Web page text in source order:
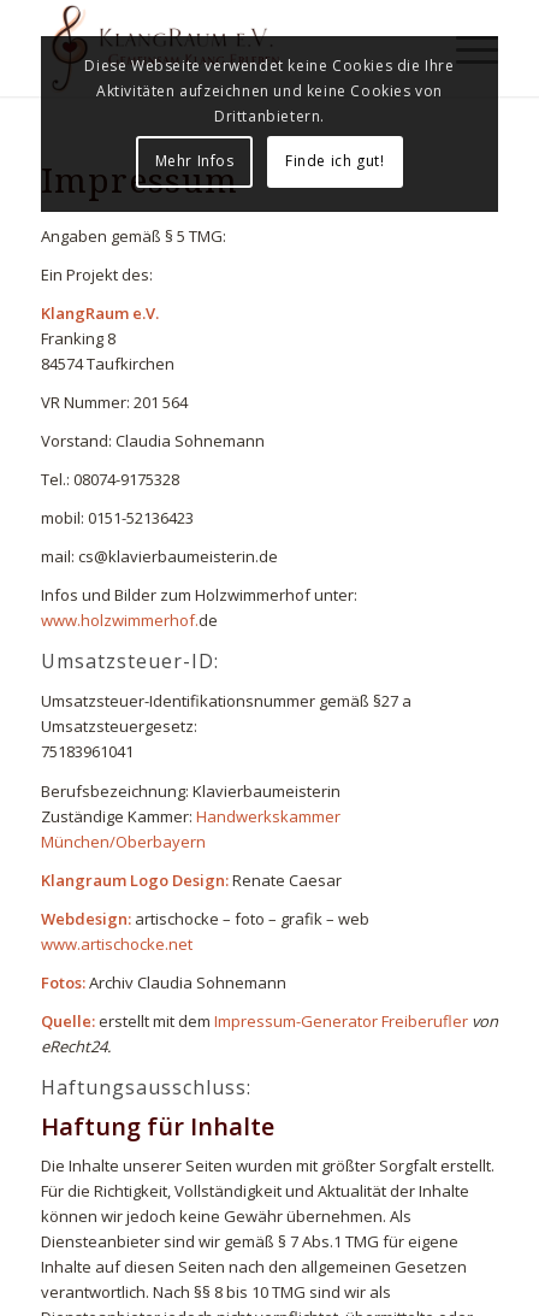
Impressum
Angaben gemäß § 5 TMG:
Ein Projekt des:
KlangRaum e.V.
Franking 8
84574 Taufkirchen
VR Nummer: 201 564
Vorstand: Claudia Sohnemann
Tel.: 08074-9175328
mobil: 0151-52136423
mail: cs@klavierbaumeisterin.de
Infos und Bilder zum Holzwimmerhof unter:
www.holzwimmerhof.de
Umsatzsteuer-ID:
Umsatzsteuer-Identifikationsnummer gemäß §27 a
Umsatzsteuergesetz:
75183961041
Berufsbezeichnung: Klavierbaumeisterin
Zuständige Kammer: Handwerkskammer
München/Oberbayern
Klangraum Logo Design:Renate Caesar
Webdesign:artischocke – foto – grafik – web
www.artischocke.net
Fotos:Archiv Claudia Sohnemann
Quelle:erstellt mit dem Impressum-Generator Freiberuflervon
eRecht24.
Haftungsausschluss:
Haftung für Inhalte
Die Inhalte unserer Seiten wurden mit größter Sorgfalt erstellt.
Für die Richtigkeit, Vollständigkeit und Aktualität der Inhalte
können wir jedoch keine Gewähr übernehmen. Als
Diensteanbieter sind wir gemäß § 7 Abs.1 TMG für eigene
Inhalte auf diesen Seiten nach den allgemeinen Gesetzen
verantwortlich. Nach §§ 8 bis 10 TMG sind wir als
Diese Webseite verwendet keine Cookies die Ihre
Aktivitäten aufzeichnen und keine Cookies von
Drittanbietern.
Mehr Infos Finde ich gut!